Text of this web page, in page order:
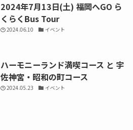
2024年7月13日(土) 福岡へGO ら
くらくBus Tour
2024.06.10 イベント
ハーモニーランド満喫コース と 宇
佐神宮・昭和の町コース
2024.05.23 イベント